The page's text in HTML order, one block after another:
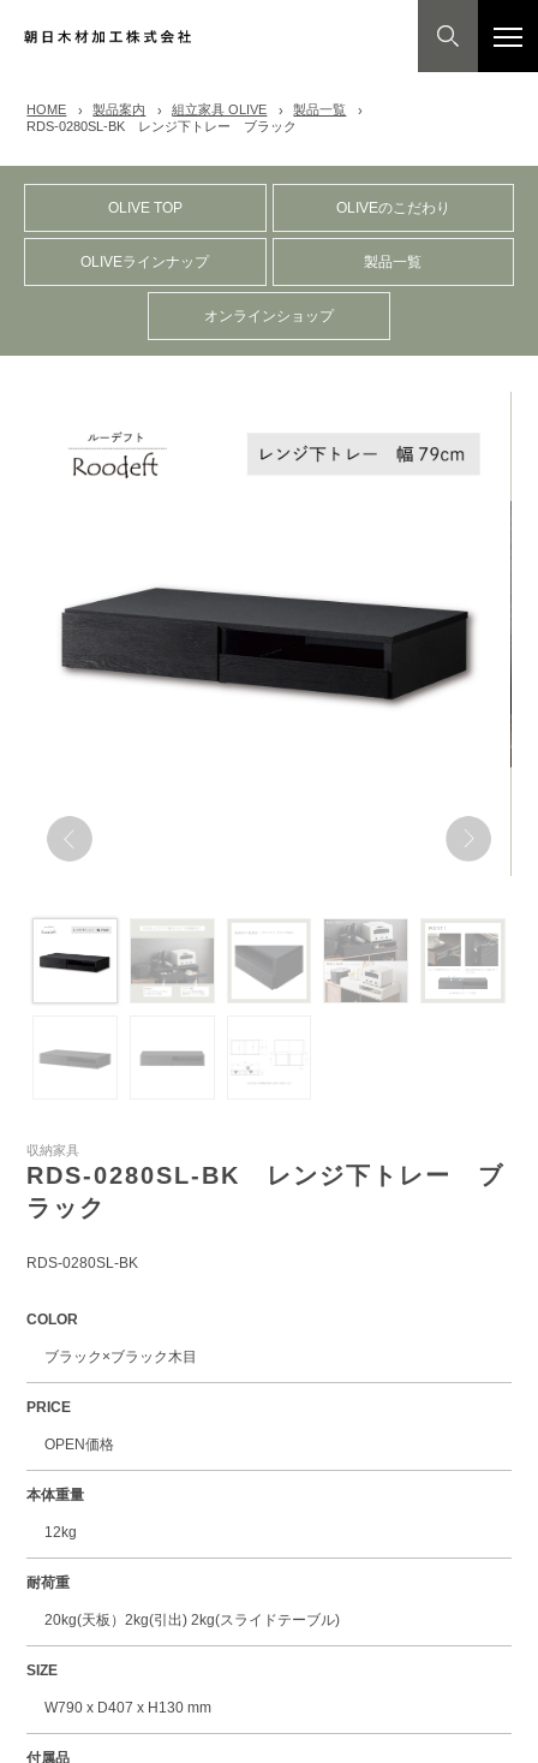
HOME 製品案内 組立家具 OLIVE
製品一覧
RDS-0280SL-BK レンジ下トレー ブラック
OLIVE TOP OLIVEのこだわり
OLIVEラインナップ 製品一覧
オンラインショップ
収納家具
RDS-0280SL-BK レンジ下トレー ブ
ラック
RDS-0280SL-BK
COLOR
ブラック×ブラック木目
PRICE
OPEN価格
本体重量
12kg
耐荷重
20kg(天板）2kg(引出) 2kg(スライドテーブル)
SIZE
W790 x D407 x H130 mm
付属品